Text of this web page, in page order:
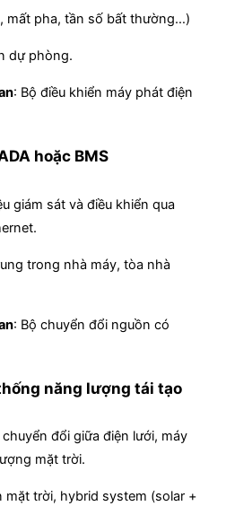
mất pha, tần số bất thường…)
dự phòng.
: Bộ điều khiển máy phát điện
hoặc BMS
giám sát và điều khiển qua
trong nhà máy, tòa nhà
: Bộ chuyển đổi nguồn có
năng lượng tái tạo
chuyển đổi giữa điện lưới, máy
mặt trời.
mặt trời, hybrid system (solar +